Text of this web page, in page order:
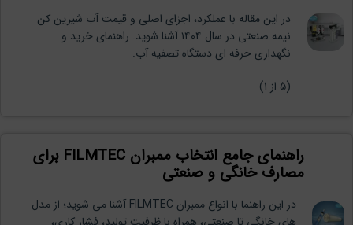
در این مقاله با عملکرد، اجزای اصلی و قیمت آب شیرین کن
نیمه صنعتی در سال ۱۴۰۴ آشنا شوید. راهنمای خرید و
نگهداری حرفه ای دستگاه تصفیه آب.
(
5 از 1)
راهنمای جامع انتخاب ممبران FILMTEC برای
مصارف خانگی و صنعتی
در این راهنما با انواع ممبران FILMTEC آشنا می شوید؛ از مدل